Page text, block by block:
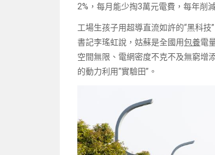
2%，每月能少掏3萬元電費，每年削
工場生孩子用超導直流如許的“黑科技
書記李瑤虹說，姑蘇是全國用包養電
空間無限、電網密度不克不及無窮增
的動力利用“實驗田”。